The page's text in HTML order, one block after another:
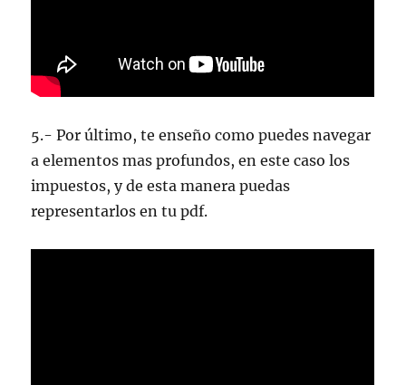
5.- Por último, te enseño como puedes navegar
a elementos mas profundos, en este caso los
impuestos, y de esta manera puedas
representarlos en tu pdf.